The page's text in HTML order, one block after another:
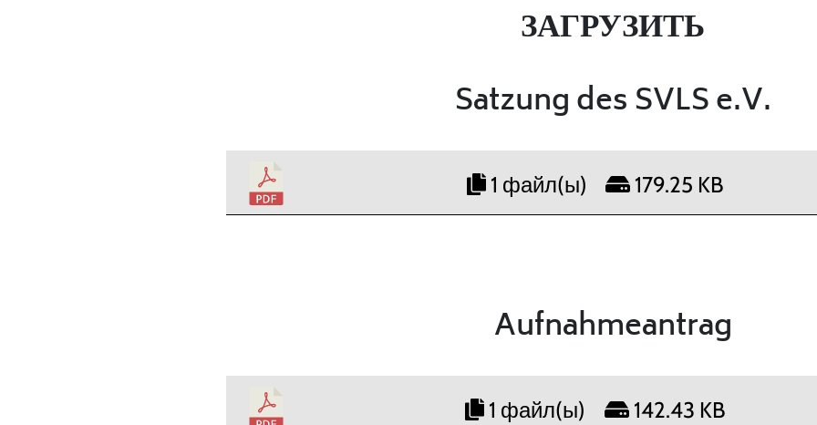
ЗАГРУЗИТЬ
Satzung des SVLS e.V.
1 файл(ы) 179.25 KB
Aufnahmeantrag
1 файл(ы) 142.43 KB